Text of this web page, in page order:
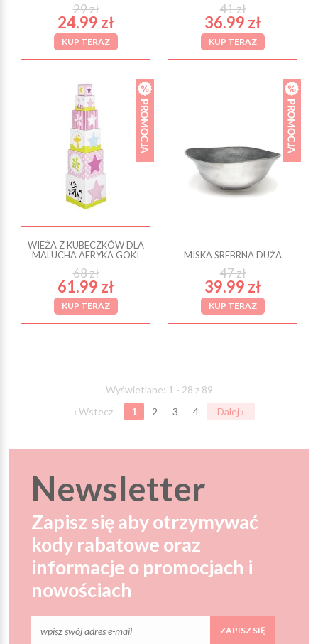
29 zł
24.99 zł
KUP TERAZ
41 zł
36.99 zł
KUP TERAZ
WIEŻA Z KUBECZKÓW DLA
MALUCHA AFRYKA GOKI
68 zł
61.99 zł
KUP TERAZ
MISKA SREBRNA DUŻA
47 zł
39.99 zł
KUP TERAZ
Wyświetlane: 1 - 28 z 89
‹ Wstecz
1 2 3 4 Dalej ›
Newsletter
Zapisz się aby otrzymywać
kody rabatowe oraz
informacje o promocjach i
nowościach
ZAPISZ SIĘ